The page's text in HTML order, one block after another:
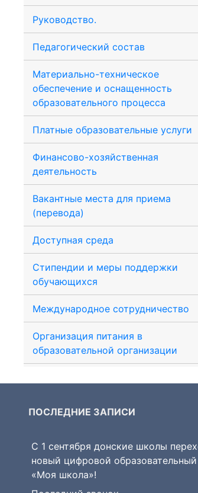
Руководство.
Педагогический состав
Материально-техническое
обеспечение и оснащенность
образовательного процесса
Платные образовательные услуги
Финансово-хозяйственная
деятельность
Вакантные места для приема
(перевода)
Доступная среда
Стипендии и меры поддержки
обучающихся
Международное сотрудничество
Организация питания в
образовательной организации
ПОСЛЕДНИЕ ЗАПИСИ
С 1 сентября донские школы
новый цифровой
«Моя школа»!